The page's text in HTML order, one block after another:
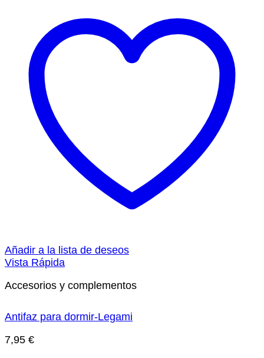
Añadir a la lista de deseos
Vista Rápida
Accesorios y complementos
Antifaz para dormir-Legami
7,95 €